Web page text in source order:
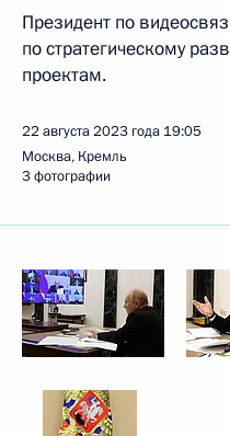
Президент по
по стратегическому
проектам.
22 августа 2023 года 19:05
Москва, Кремль
3 фотографии